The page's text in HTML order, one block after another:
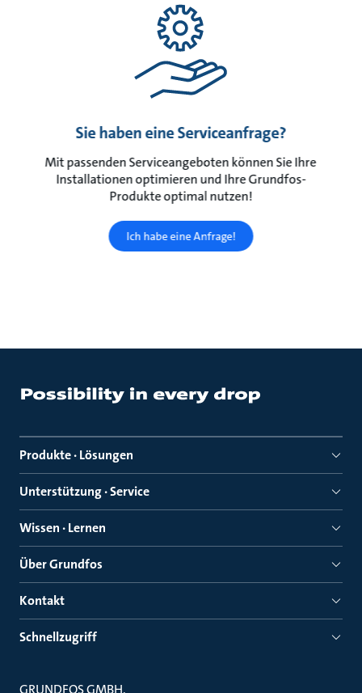
Sie haben eine Serviceanfrage?
Mit passenden Serviceangeboten können Sie Ihre
Installationen optimieren und Ihre Grundfos-
Produkte optimal nutzen!
Ich habe eine Anfrage!
Produkte · Lösungen
Unterstützung · Service
Wissen · Lernen
Über Grundfos
Kontakt
Schnellzugriff
GRUNDFOS GMBH